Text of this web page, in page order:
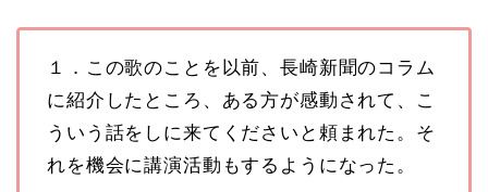
１．この歌のことを以前、長崎新聞のコラム
に紹介したところ、ある方が感動されて、こ
ういう話をしに来てくださいと頼まれた。そ
れを機会に講演活動もするようになった。